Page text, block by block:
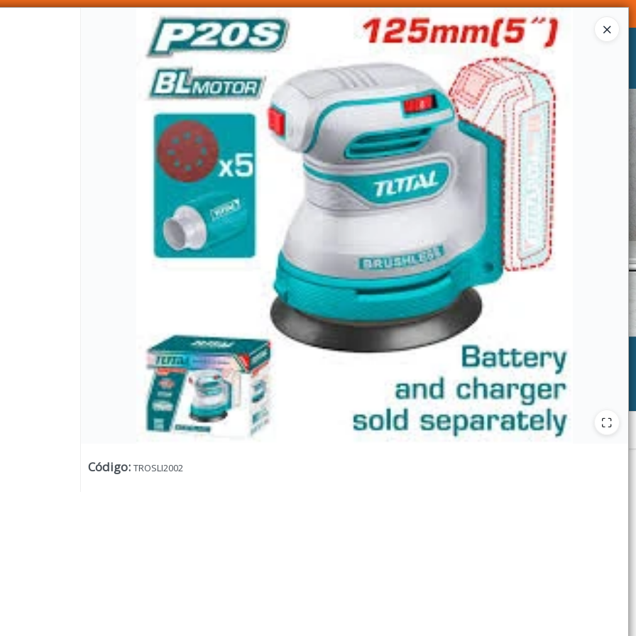
Código: TROSLI2002
SOMOS DISTRIBUIDORES - VENTA MAYORISTA
Ingresar a la Tienda
CÓMO COMPRAR CONTACTO